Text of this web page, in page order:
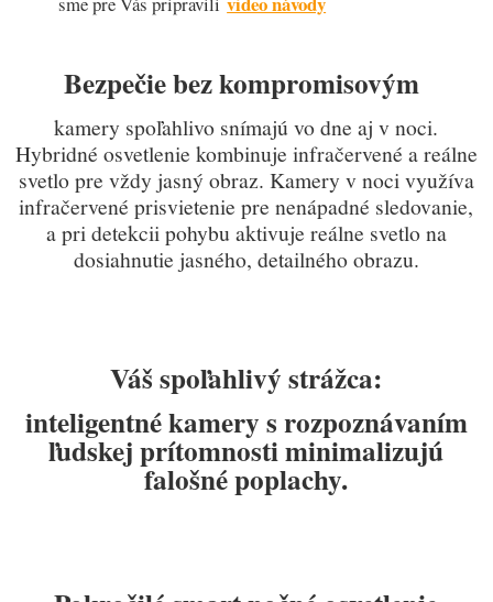
Bezpečie bez kompromisovým
kamery spoľahlivo snímajú vo dne aj v noci.
Hybridné osvetlenie kombinuje infračervené a reálne
svetlo pre vždy jasný obraz. Kamery v noci využíva
infračervené prisvietenie pre nenápadné sledovanie,
a pri detekcii pohybu aktivuje reálne svetlo na
dosiahnutie jasného, detailného obrazu.
Váš spoľahlivý strážca:
inteligentné kamery s rozpoznávaním
ľudskej prítomnosti minimalizujú
falošné poplachy.